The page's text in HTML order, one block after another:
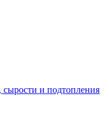
и подтопления